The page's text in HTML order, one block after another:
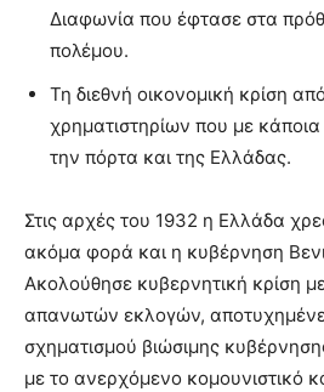
Διαφωνία που έφτασε στα
πολέμου.
Τη διεθνή οικονομική κρίση
χρηματιστηρίων που με
την πόρτα και της Ελλάδας.
Στις αρχές του 1932 η Ελλάδα
ακόμα φορά και η κυβέρνηση
Ακολούθησε κυβερνητική κρίση
απανωτών εκλογών,
σχηματισμού βιώσιμης
με το ανερχόμενο κομουνιστικό